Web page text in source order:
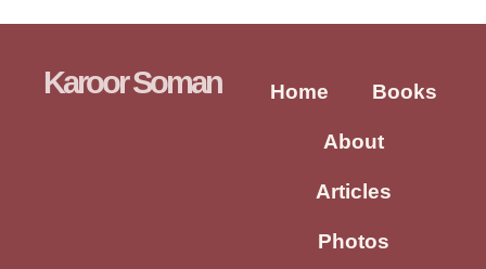
Karoor Soman Home Books
About
Articles
Photos